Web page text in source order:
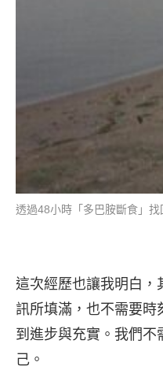
透過48小時「多巴胺斷食」
這次經歷也讓我明白，
訊所填滿，也不需要時
到進步與充實。我們不
己。